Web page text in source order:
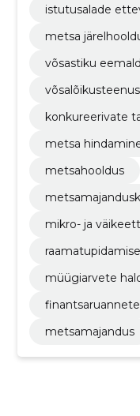
istutusalade
metsa
võsastiku
konkureerivate
metsa
metsahooldus
mikro- ja
müügiarvete
metsamajandus